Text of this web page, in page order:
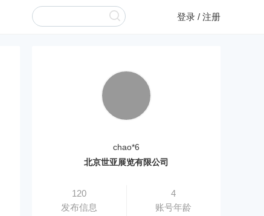
登录 / 注册
chao*6
北京世亚展览有限公司
120
发布信息
4
账号年龄